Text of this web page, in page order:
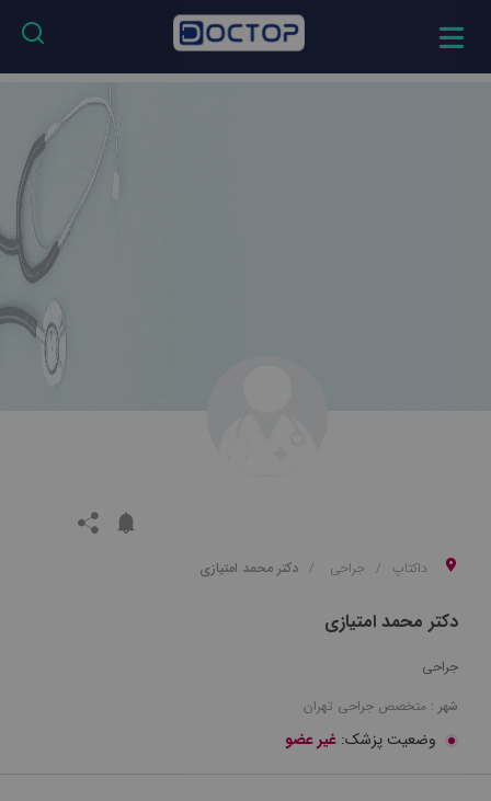
داکتاپ جراحی دکتر محمد امتیازی
دکتر محمد امتیازی
جراحی
شهر : متخصص جراحی تهران
وضعیت پزشک: غیر عضو